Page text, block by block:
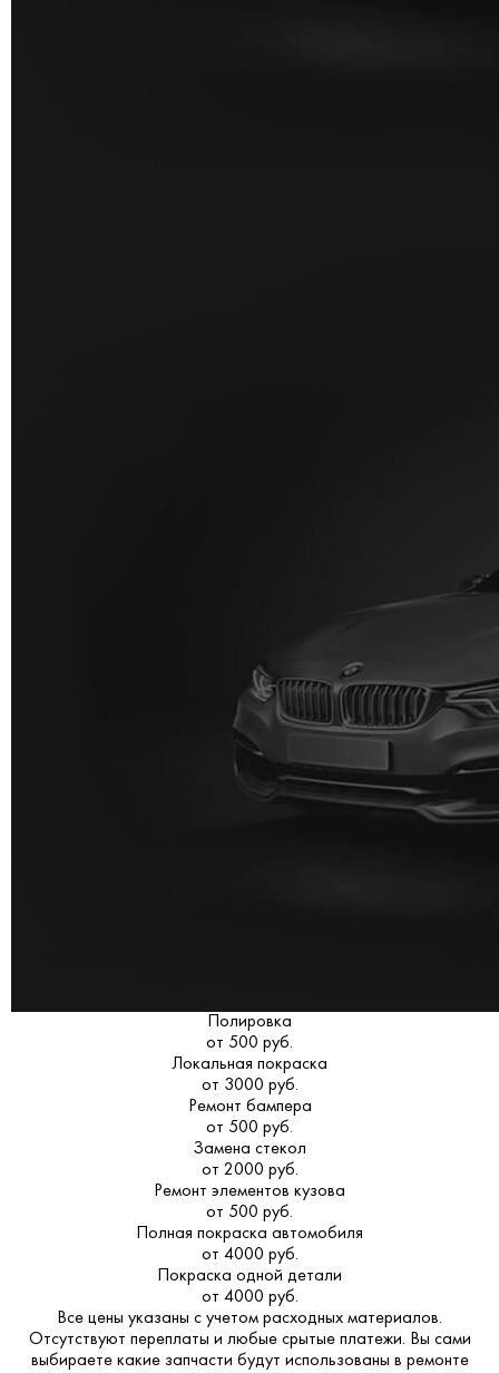
Полировка
от 500 руб.
Локальная покраска
от 3000 руб.
Ремонт бампера
от 500 руб.
Замена стекол
от 2000 руб.
Ремонт элементов кузова
от 500 руб.
Полная покраска автомобиля
от 4000 руб.
Покраска одной детали
от 4000 руб.
Все цены указаны с учетом расходных материалов.
Отсутствуют переплаты и любые срытые платежи. Вы сами
выбираете какие запчасти будут использованы в ремонте